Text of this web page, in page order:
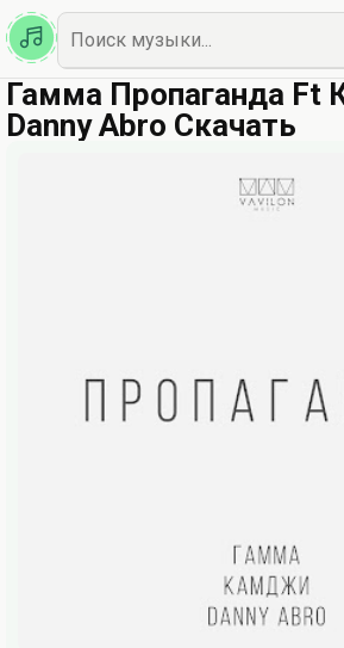
Казахская
Наш Топ
Гамма Пропаганда Ft
Danny Abro Скачать